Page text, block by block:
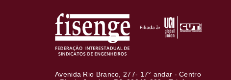
Avenida Rio Branco, 277- 17° andar - Centro